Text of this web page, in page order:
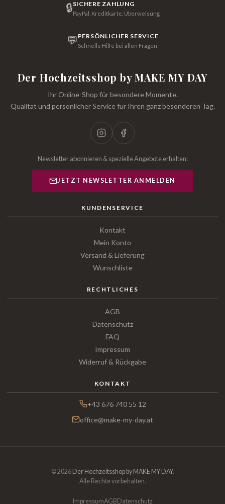
🔒SICHERE ZAHLUNG
PayPal, Kreditkarte, Überweisung
💬 PERSÖNLICHER SERVICE
Schnelle Hilfe bei allen Fragen
Der Hochzeitsshop by MAKE MY DAY
Ihr Online-Shop für besondere Momente.
Qualität und persönlicher Service für Ihren ganz besonderen Tag.
Newsletter abonnieren & spezielle Angebote erhalten:
JETZT NEWSLETTER ANMELDEN
KUNDENSERVICE
Kontakt
Mein Konto
Versand & Lieferung
Wunschliste
RECHTLICHES
AGB
Datenschutz
FAQ
Impressum
Widerruf & Rückgabe
KONTAKT
+43 676 740 55 12
office@make-my-day.at
© 2026 Der Hochzeitsshop by MAKE MY DAY.
Alle Rechte vorbehalten.
ImpressumAGBDatenschutz